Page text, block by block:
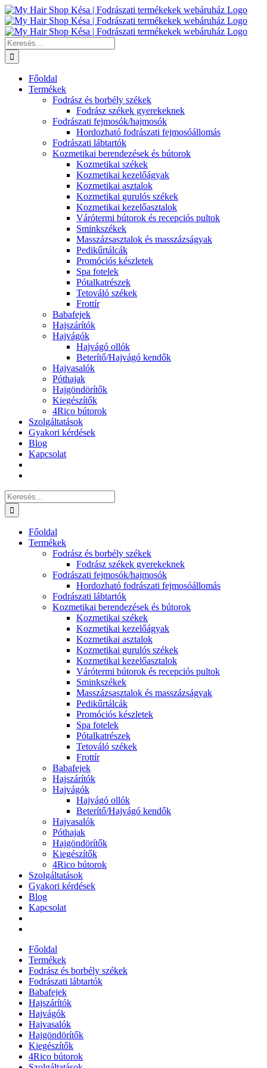
Kihagyás
Keresés...
Főoldal
Termékek
Fodrász és borbély székek
Fodrász székek gyerekeknek
Fodrászati fejmosók/hajmosók
Hordozható fodrászati fejmosóállomás
Fodrászati lábtartók
Kozmetikai berendezések és bútorok
Kozmetikai székek
Kozmetikai kezelőágyak
Kozmetikai asztalok
Kozmetikai gurulós székek
Kozmetikai kezelőasztalok
Várótermi bútorok és recepciós pultok
Sminkszékek
Masszázsasztalok és masszázságyak
Pedikűrtálcák
Promóciós készletek
Spa fotelek
Pótalkatrészek
Tetováló székek
Frottír
Babafejek
Hajszárítók
Hajvágók
Hajvágó ollók
Beterítő/Hajvágó kendők
Hajvasalók
Póthajak
Hajgöndörítők
Kiegészítők
4Rico bútorok
Szolgáltatások
Gyakori kérdések
Blog
Kapcsolat
Keresés...
Főoldal
Termékek
Fodrász és borbély székek
Fodrász székek gyerekeknek
Fodrászati fejmosók/hajmosók
Hordozható fodrászati fejmosóállomás
Fodrászati lábtartók
Kozmetikai berendezések és bútorok
Kozmetikai székek
Kozmetikai kezelőágyak
Kozmetikai asztalok
Kozmetikai gurulós székek
Kozmetikai kezelőasztalok
Várótermi bútorok és recepciós pultok
Sminkszékek
Masszázsasztalok és masszázságyak
Pedikűrtálcák
Promóciós készletek
Spa fotelek
Pótalkatrészek
Tetováló székek
Frottír
Babafejek
Hajszárítók
Hajvágók
Hajvágó ollók
Beterítő/Hajvágó kendők
Hajvasalók
Póthajak
Hajgöndörítők
Kiegészítők
4Rico bútorok
Szolgáltatások
Gyakori kérdések
Blog
Kapcsolat
Főoldal
Termékek
Fodrász és borbély székek
Fodrászati lábtartók
Babafejek
Hajszárítók
Hajvágók
Hajvasalók
Hajgöndörítők
Kiegészítők
4Rico bútorok